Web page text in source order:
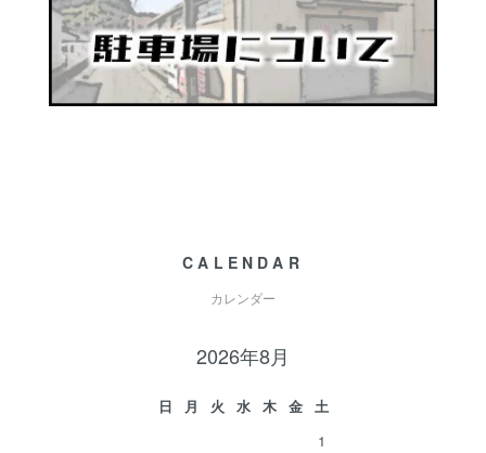
CALENDAR
カレンダー
2026年8月
日 月 火 水 木 金
土
1